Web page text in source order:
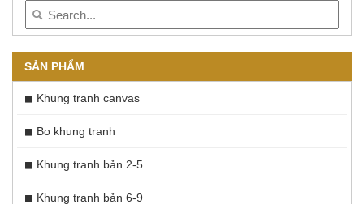
Trang trí nhà bằng khung tranh trang trí : Lưu giữ những
ký ức
SẢN PHẨM
Khung tranh canvas
Bo khung tranh
Khung tranh bản 2-5
Khung tranh bản 6-9